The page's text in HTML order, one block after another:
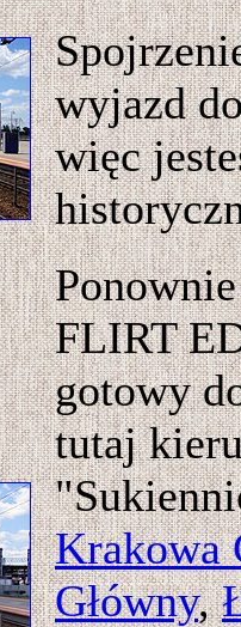
wyjazd
więc
FLIRT
gotowy
tutaj
Krakowa
Główny,